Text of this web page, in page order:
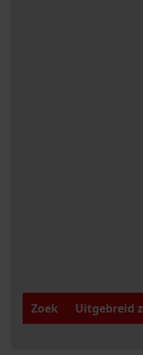
Zoek
Uitgebreid